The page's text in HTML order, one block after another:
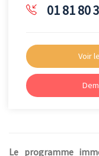
01 81 80
Voir
Le programme